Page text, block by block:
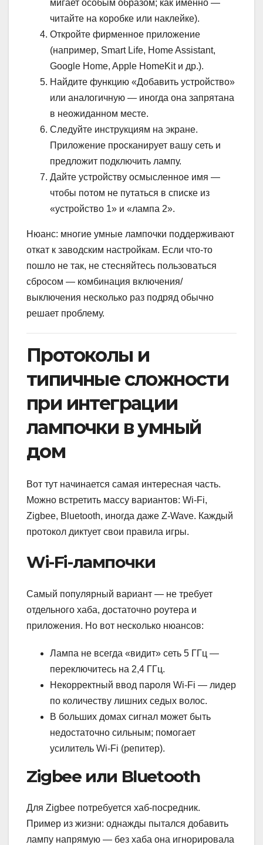
мигает особым образом; как именно —
читайте на коробке или наклейке).
Откройте фирменное приложение
(например, Smart Life, Home Assistant,
Google Home, Apple HomeKit и др.).
Найдите функцию «Добавить устройство»
или аналогичную — иногда она запрятана
в неожиданном месте.
Следуйте инструкциям на экране.
Приложение просканирует вашу сеть и
предложит подключить лампу.
Дайте устройству осмысленное имя —
чтобы потом не путаться в списке из
«устройство 1» и «лампа 2».
Нюанс: многие умные лампочки поддерживают
откат к заводским настройкам. Если что-то
пошло не так, не стесняйтесь пользоваться
сбросом — комбинация включения/
выключения несколько раз подряд обычно
решает проблему.
Протоколы и
типичные сложности
при интеграции
лампочки в умный
дом
Вот тут начинается самая интересная часть.
Можно встретить массу вариантов: Wi-Fi,
Zigbee, Bluetooth, иногда даже Z-Wave. Каждый
протокол диктует свои правила игры.
Wi-Fi-лампочки
Самый популярный вариант — не требует
отдельного хаба, достаточно роутера и
приложения. Но вот несколько нюансов:
Лампа не всегда «видит» сеть 5 ГГц —
переключитесь на 2,4 ГГц.
Некорректный ввод пароля Wi-Fi — лидер
по количеству лишних седых волос.
В больших домах сигнал может быть
недостаточно сильным; помогает
усилитель Wi-Fi (репитер).
Zigbee или Bluetooth
Для Zigbee потребуется хаб-посредник.
Пример из жизни: однажды пытался добавить
лампу напрямую — без хаба она игнорировала